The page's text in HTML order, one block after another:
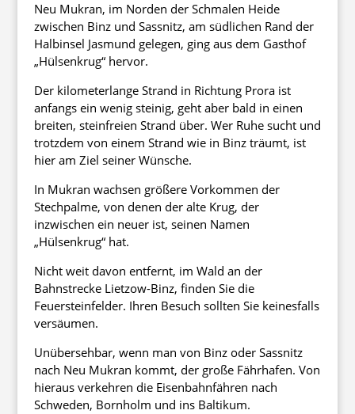
Neu Mukran, im Norden der Schmalen Heide
zwischen Binz und Sassnitz, am südlichen Rand der
Halbinsel Jasmund gelegen, ging aus dem Gasthof
„Hülsenkrug“ hervor.
Der kilometerlange Strand in Richtung Prora ist
anfangs ein wenig steinig, geht aber bald in einen
breiten, steinfreien Strand über. Wer Ruhe sucht und
trotzdem von einem Strand wie in Binz träumt, ist
hier am Ziel seiner Wünsche.
In Mukran wachsen größere Vorkommen der
Stechpalme, von denen der alte Krug, der
inzwischen ein neuer ist, seinen Namen
„Hülsenkrug“ hat.
Nicht weit davon entfernt, im Wald an der
Bahnstrecke Lietzow-Binz, finden Sie die
Feuersteinfelder. Ihren Besuch sollten Sie keinesfalls
versäumen.
Unübersehbar, wenn man von Binz oder Sassnitz
nach Neu Mukran kommt, der große Fährhafen. Von
hieraus verkehren die Eisenbahnfähren nach
Schweden, Bornholm und ins Baltikum.